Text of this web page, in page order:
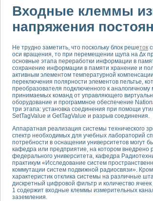
"Сигнал-USB"
Интроскан
система
USB"
терапии серии СКАН
тензометрия и т.п.)
измерения параметров дизельных двигателей типа
тяговых электродвигателей электровоза на базе
инструментов
элементной базы машин
module для моделирования электромагнитных
скорости подвижного состава для тренажера
исследований в гиперзвуковых
Nl SCXI для ультразвуковых контрольно-
сварных швов металлоконструкций
зрения в составе системы управления
Входные клеммы
напряжения
Не трудно заметить, что поскольку блок решеток
оси вращения, то при перемещении щупа на ∆х
основные этапа переработки информации в
сохранение информации в памяти хранение и
активным элементом температурной
переключения полярности элементов пельтье,
преобразователя подключенного к
принимаемых команд от управляющего
оборудование и программное обеспечение
три этапа: установка соединения при помощи
SetTagValue и GetTagValue и разрыв соединения.
Аппаратная реализация системы технического
спектр необходимых для учебных лабораторий
потребности в оснащении университетов могут
кафедра или предприятие, на котором внедрено
федерального университета, кафедра
практикум «Исследование систем
коммутации систем подвижной радиосвязи».
характеристик отклика системы на различные
дискретный цифровой фильтр и количество
1 содержит входные клеммы измерительных
заземления.